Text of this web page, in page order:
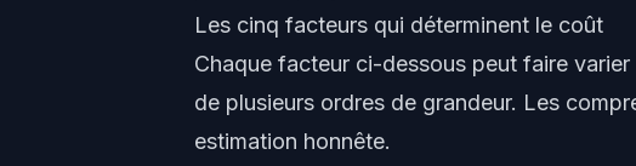
Les cinq facteurs qui déterminent le coût
Chaque facteur ci-dessous peut faire
de plusieurs ordres de grandeur. Les
estimation honnête.